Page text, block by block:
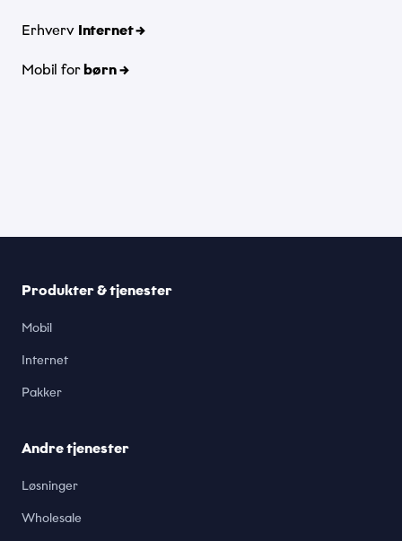
Erhverv Internet →
Mobil forbørn →
Produkter & tjenester
Mobil
Internet
Pakker
Andre tjenester
Løsninger
Wholesale